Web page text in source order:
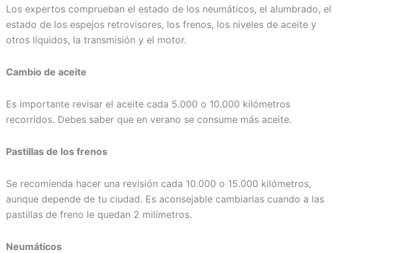
Los expertos comprueban el estado de los neumáticos, el alumbrado, el
estado de los espejos retrovisores, los frenos, los niveles de aceite y
otros líquidos, la transmisión y el motor.
Cambio de aceite
Es importante revisar el aceite cada 5.000 o 10.000 kilómetros
recorridos. Debes saber que en verano se consume más aceite.
Pastillas de los frenos
Se recomienda hacer una revisión cada 10.000 o 15.000 kilómetros,
aunque depende de tu ciudad. Es aconsejable cambiarlas cuando a las
pastillas de freno le quedan 2 milímetros.
Neumáticos